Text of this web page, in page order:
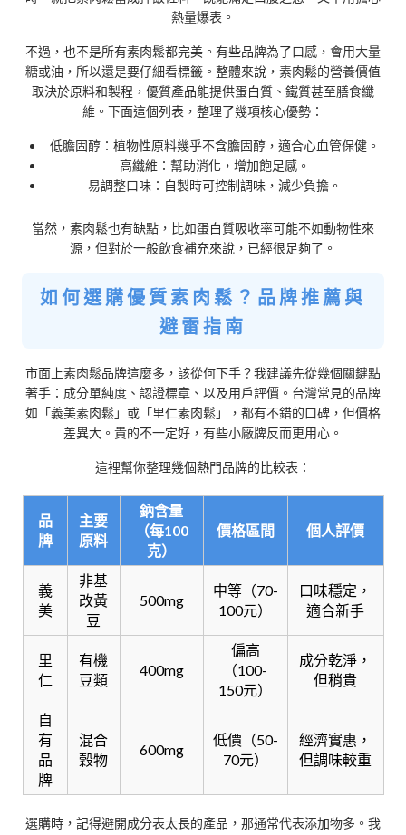
熱量爆表。
不過，也不是所有素肉鬆都完美。有些品牌為了口感，會用大量
糖或油，所以還是要仔細看標籤。整體來說，素肉鬆的營養價值
取決於原料和製程，優質產品能提供蛋白質、鐵質甚至膳食纖
維。下面這個列表，整理了幾項核心優勢：
低膽固醇：植物性原料幾乎不含膽固醇，適合心血管保健。
高纖維：幫助消化，增加飽足感。
易調整口味：自製時可控制調味，減少負擔。
當然，素肉鬆也有缺點，比如蛋白質吸收率可能不如動物性來
源，但對於一般飲食補充來說，已經很足夠了。
如何選購優質素肉鬆？品牌推薦與
避雷指南
市面上素肉鬆品牌這麼多，該從何下手？我建議先從幾個關鍵點
著手：成分單純度、認證標章、以及用戶評價。台灣常見的品牌
如「義美素肉鬆」或「里仁素肉鬆」，都有不錯的口碑，但價格
差異大。貴的不一定好，有些小廠牌反而更用心。
這裡幫你整理幾個熱門品牌的比較表：
品
牌
主要
原料
鈉含量
（每100
克）
價格區間 個人評價
義
美
非基
改黃
豆
500mg
中等（70-
100元）
口味穩定，
適合新手
里
仁
有機
豆類
400mg
偏高
（100-
150元）
成分乾淨，
但稍貴
自
有
品
牌
混合
穀物
600mg
低價（50-
70元）
經濟實惠，
但調味較重
選購時，記得避開成分表太長的產品，那通常代表添加物多。我